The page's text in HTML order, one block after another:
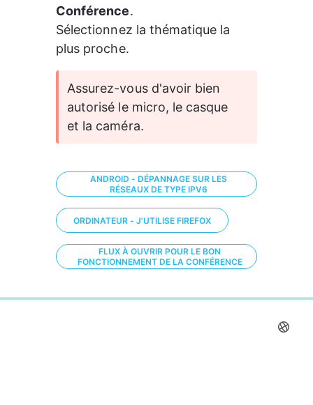
Conférence.
Sélectionnez la thématique la
plus proche.
Assurez-vous d'avoir bien
autorisé le micro, le casque
et la caméra.
ANDROID - DÉPANNAGE SUR LES
RÉSEAUX DE TYPE IPV6
ORDINATEUR - J'UTILISE FIREFOX
FLUX À OUVRIR POUR LE BON
FONCTIONNEMENT DE LA CONFÉRENCE
0%